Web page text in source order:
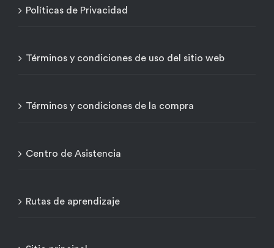
Políticas de Privacidad
Términos y condiciones de uso del sitio web
Términos y condiciones de la compra
Centro de Asistencia
Rutas de aprendizaje